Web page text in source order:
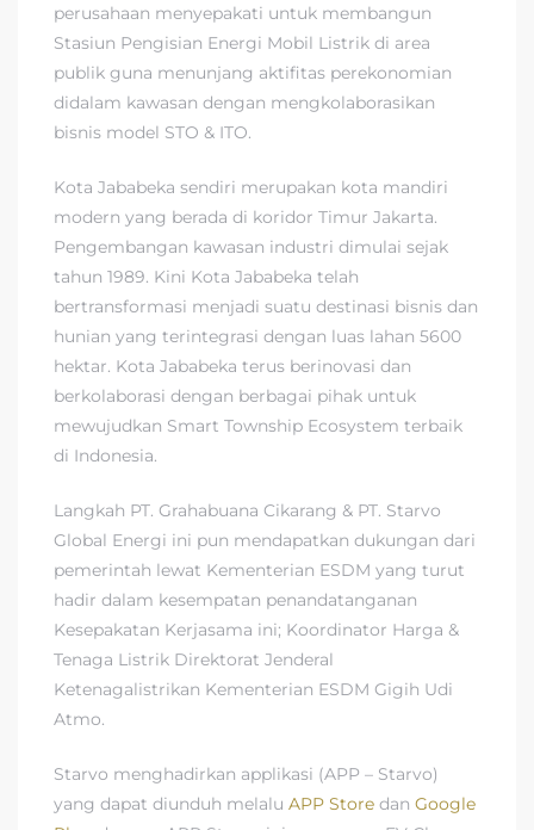
perusahaan menyepakati untuk membangun
Stasiun Pengisian Energi Mobil Listrik di area
publik guna menunjang aktifitas perekonomian
didalam kawasan dengan mengkolaborasikan
bisnis model STO & ITO.
Kota Jababeka sendiri merupakan kota mandiri
modern yang berada di koridor Timur Jakarta.
Pengembangan kawasan industri dimulai sejak
tahun 1989. Kini Kota Jababeka telah
bertransformasi menjadi suatu destinasi bisnis dan
hunian yang terintegrasi dengan luas lahan 5600
hektar. Kota Jababeka terus berinovasi dan
berkolaborasi dengan berbagai pihak untuk
mewujudkan Smart Township Ecosystem terbaik
di Indonesia.
Langkah PT. Grahabuana Cikarang & PT. Starvo
Global Energi ini pun mendapatkan dukungan dari
pemerintah lewat Kementerian ESDM yang turut
hadir dalam kesempatan penandatanganan
Kesepakatan Kerjasama ini; Koordinator Harga &
Tenaga Listrik Direktorat Jenderal
Ketenagalistrikan Kementerian ESDM Gigih Udi
Atmo.
Starvo menghadirkan applikasi (APP – Starvo)
yang dapat diunduh melalu APP Store dan Google